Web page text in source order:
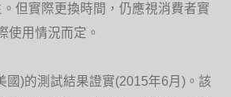
但實際更換時間，仍應視消費者實
使用情況而定。
國)的測試結果證實(2015年6月)。該